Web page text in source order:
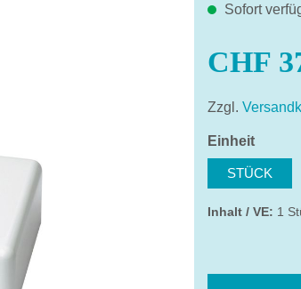
Sofort
CHF
Zzgl.
Einheit
STÜCK
Inhalt / VE: 1